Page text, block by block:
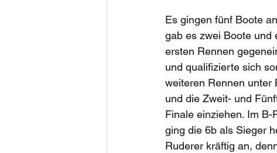
Es gingen fünf Boote
gab es zwei Boote und
ersten Rennen
und qualifizierte sich
weiteren Rennen unter
und die Zweit- und
Finale einziehen. Im
ging die 6b als Sieger
Ruderer kräftig an,